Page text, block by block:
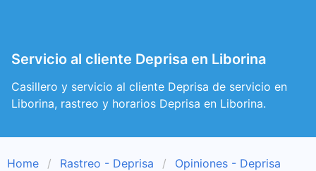
Servicio al cliente Deprisa en Liborina
Casillero y servicio al cliente Deprisa de servicio en
Liborina, rastreo y horarios Deprisa en Liborina.
Home Rastreo - Deprisa
Opiniones - Deprisa